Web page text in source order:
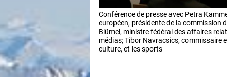
Conférence de presse avec Petra
européen, présidente de la commission
Blümel, ministre fédéral des affaires
médias; Tibor Navracsics, commissaire
culture, et les sports